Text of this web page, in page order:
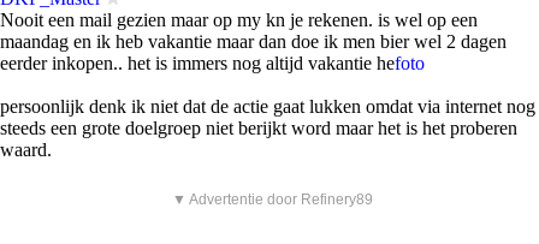
Nooit een mail gezien maar op my kn je rekenen. is wel op een
maandag en ik heb vakantie maar dan doe ik men bier wel 2 dagen
eerder inkopen.. het is immers nog altijd vakantie hefoto
persoonlijk denk ik niet dat de actie gaat lukken omdat via internet nog
steeds een grote doelgroep niet berijkt word maar het is het proberen
waard.
▼ Advertentie door Refinery89